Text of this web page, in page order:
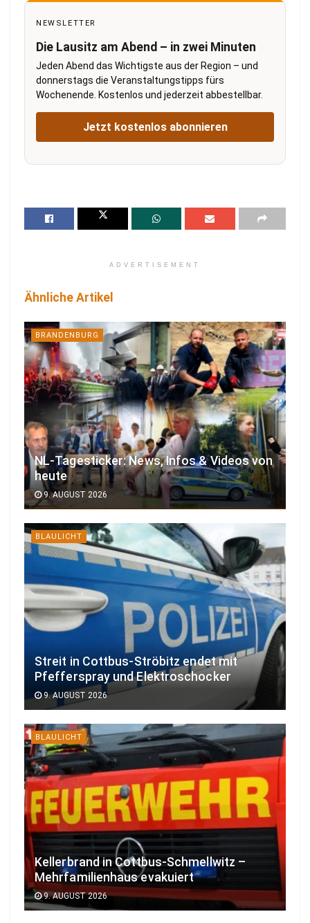
NEWSLETTER
Die Lausitz am Abend – in zwei Minuten
Jeden Abend das Wichtigste aus der Region – und
donnerstags die Veranstaltungstipps fürs
Wochenende. Kostenlos und jederzeit abbestellbar.
Jetzt kostenlos abonnieren
ADVERTISEMENT
Ähnliche Artikel
BRANDENBURG
NL-Tagesticker: News, Infos & Videos von
heute
9. AUGUST 2026
BLAULICHT
Streit in Cottbus-Ströbitz endet mit
Pfefferspray und Elektroschocker
9. AUGUST 2026
BLAULICHT
Kellerbrand in Cottbus-Schmellwitz –
Mehrfamilienhaus evakuiert
9. AUGUST 2026